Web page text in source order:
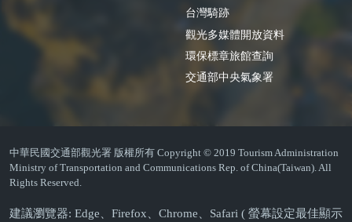
台灣騎跡
觀光多媒體開放資料
環保標章旅館查詢
交通部中央氣象署
中華民國交通部觀光署 版權所有 Copyright © 2019 Tourism Administration
Ministry of Transportation and Communications Rep. of China(Taiwan). All
Rights Reserved.
建議瀏覽器: Edge、Firefox、Chrome、Safari ( 螢幕設定最佳顯示